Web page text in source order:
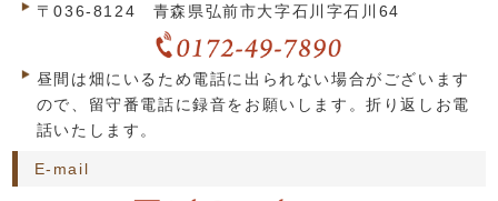
〒036-8124 青森県弘前市大字石川字石川64
昼間は畑にいるため電話に出られない場合がございます
ので、留守番電話に録音をお願いします。折り返しお電
話いたします。
E-mail